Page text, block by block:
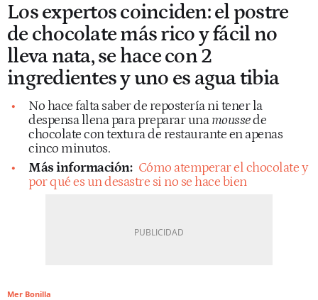
Los expertos coinciden: el postre
de chocolate más rico y fácil no
lleva nata, se hace con 2
ingredientes y uno es agua tibia
No hace falta saber de repostería ni tener la
despensa llena para preparar unamoussede
chocolate con textura de restaurante en apenas
cinco minutos.
Más información: Cómo atemperar el chocolate y
por qué es un desastre si no se hace bien
Mer Bonilla